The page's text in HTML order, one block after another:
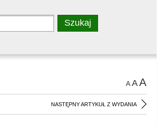
AAA
NASTĘPNY ARTYKUŁ Z WYDANIA